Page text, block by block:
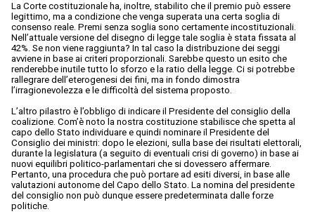
La Corte costituzionale ha, inoltre, stabilito che il premio può essere
legittimo, ma a condizione che venga superata una certa soglia di
consenso reale. Premi senza soglia sono certamente incostituzionali.
Nell’attuale versione del disegno di legge tale soglia è stata fissata al
42%. Se non viene raggiunta? In tal caso la distribuzione dei seggi
avviene in base ai criteri proporzionali. Sarebbe questo un esito che
renderebbe inutile tutto lo sforzo e la ratio della legge. Ci si potrebbe
rallegrare dell’eterogenesi dei fini, ma in fondo dimostra
l’irragionevolezza e le difficoltà del sistema proposto.
L’altro pilastro è l’obbligo di indicare il Presidente del consiglio della
coalizione. Com’è noto la nostra costituzione stabilisce che spetta al
capo dello Stato individuare e quindi nominare il Presidente del
Consiglio dei ministri: dopo le elezioni, sulla base dei risultati elettorali,
durante la legislatura (a seguito di eventuali crisi di governo) in base ai
nuovi equilibri politico-parlamentari che si dovessero affermare.
Pertanto, una procedura che può portare ad esiti diversi, in base alle
valutazioni autonome del Capo dello Stato. La nomina del presidente
del consiglio non può dunque essere predeterminata dalle forze
politiche.